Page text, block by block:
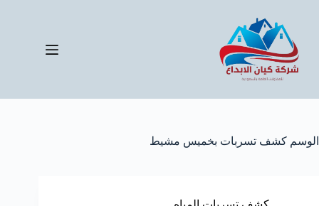
المحتوى
الوسم كشف تسربات بخميس مشيط